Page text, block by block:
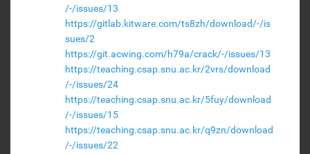
/-/issues/13
https://gitlab.kitware.com/ts8zh/download/-/is
sues/2
https://git.acwing.com/h79a/crack/-/issues/13
https://teaching.csap.snu.ac.kr/2vrs/download
/-/issues/24
https://teaching.csap.snu.ac.kr/5fuy/download
/-/issues/15
https://teaching.csap.snu.ac.kr/q9zn/download
/-/issues/22